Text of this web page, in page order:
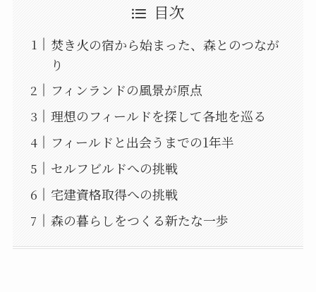
目次
焚き火の宿から始まった、森とのつなが
り
フィンランドの風景が原点
理想のフィールドを探して各地を巡る
フィールドと出会うまでの1年半
セルフビルドへの挑戦
宅建資格取得への挑戦
森の暮らしをつくる新たな一歩